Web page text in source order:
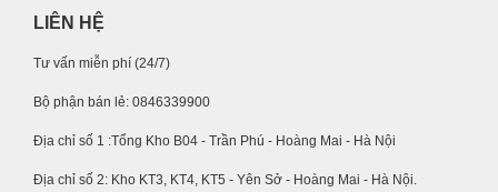
LIÊN HỆ
Tư vấn miễn phí (24/7)
Bộ phận bán lẻ: 0846339900
Địa chỉ số 1 :Tổng Kho B04 - Trần Phú - Hoàng Mai - Hà Nội
Địa chỉ số 2: Kho KT3, KT4, KT5 - Yên Sở - Hoàng Mai - Hà Nội.